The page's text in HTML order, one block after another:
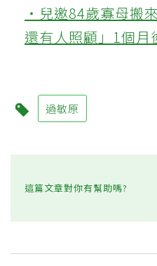
‧兒邀84歲寡母搬
還有人照顧」1個月
過敏原
這篇文章對你有幫助嗎?